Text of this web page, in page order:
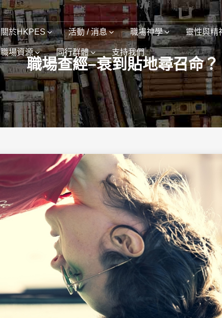
關於HKPES 活動 / 消息 職場神學 靈性與精
職場資源 同行群體 支持我們
職場查經–衰到貼地尋召命？